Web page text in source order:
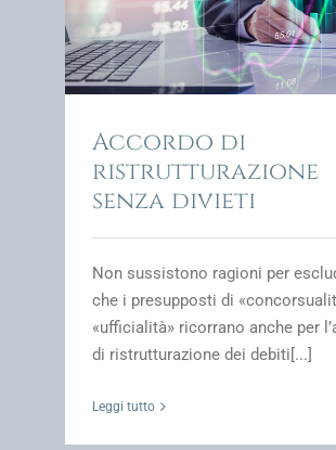
Accordo di
ristrutturazione
senza divieti
Non sussistono ragioni per
che i presupposti di
«ufficialità» ricorrano anche per
di ristrutturazione dei debiti[...]
Leggi tutto